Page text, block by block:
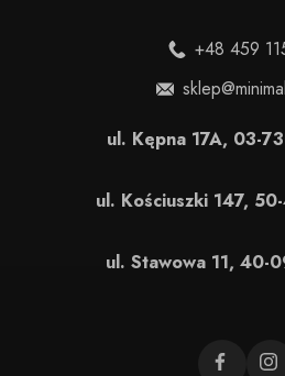
+48 459
ul. Kępna 17A, 03-
ul. Kościuszki 147,
ul. Stawowa 11, 40-